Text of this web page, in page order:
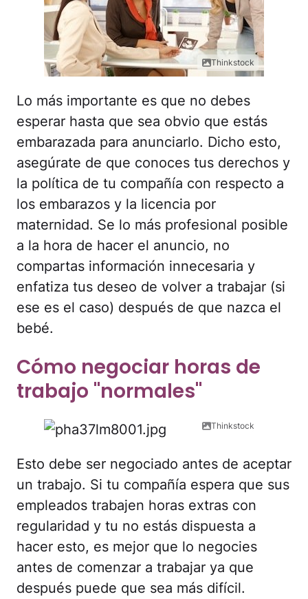
Thinkstock
Lo más importante es que no debes
esperar hasta que sea obvio que estás
embarazada para anunciarlo. Dicho esto,
asegúrate de que conoces tus derechos y
la política de tu compañía con respecto a
los embarazos y la licencia por
maternidad. Se lo más profesional posible
a la hora de hacer el anuncio, no
compartas información innecesaria y
enfatiza tus deseo de volver a trabajar (si
ese es el caso) después de que nazca el
bebé.
Cómo negociar horas de
trabajo "normales"
Thinkstock
Esto debe ser negociado antes de aceptar
un trabajo. Si tu compañía espera que sus
empleados trabajen horas extras con
regularidad y tu no estás dispuesta a
hacer esto, es mejor que lo negocies
antes de comenzar a trabajar ya que
después puede que sea más difícil.